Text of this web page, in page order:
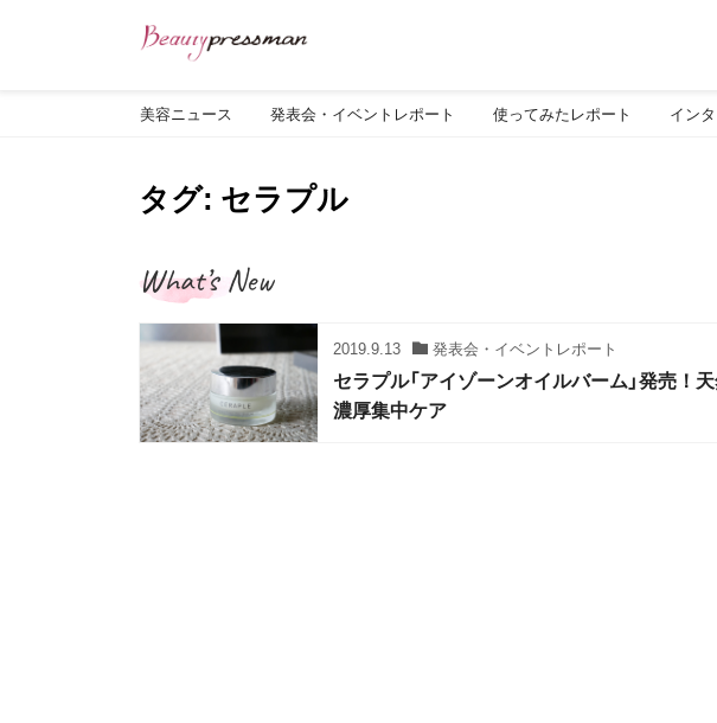
美容ニュース 発表会・イベントレポート 使ってみたレポート イン
タグ: セラプル
What’s New
2019.9.13 発表会・イベントレポート
セラプル「アイゾーンオイルバーム」発売！
濃厚集中ケア